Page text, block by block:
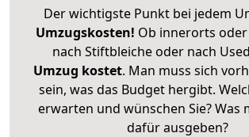
Der wichtigste Punkt bei jedem
Umzugskosten! Ob innerorts oder
nach Stiftbleiche oder nach
Umzug kostet. Man muss sich
sein, was das Budget hergibt.
erwarten und wünschen Sie? Was
dafür ausgeben?